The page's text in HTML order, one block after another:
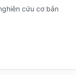
cứu cơ bản